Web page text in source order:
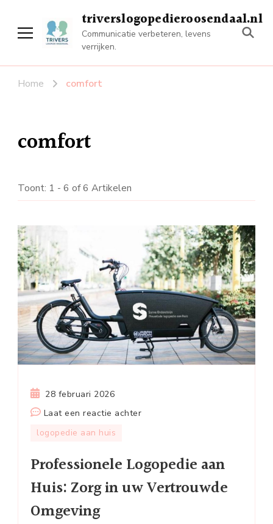
triverslogopedieroosendaal.nl
Communicatie verbeteren, levens
verrijken.
Home comfort
comfort
Toont: 1 - 6 of 6 Artikelen
28 februari 2026
Laat een reactie achterop
aan
Huis:
Zorg
logopedie aan huis
Professionele Logopedie aan
Huis: Zorg in uw Vertrouwde
Omgeving